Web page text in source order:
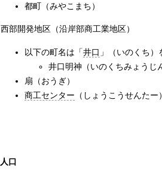
都町（みやこまち）
西部開発地区（沿岸部商工業地区）
以下の町名は「井口 」（いのくち）
井口明神（いのくちみょうじ
扇（おうぎ）
商工センター （しょうこうせんたー）
人口